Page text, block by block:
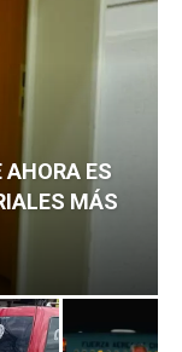
AHORA ES
MÁS